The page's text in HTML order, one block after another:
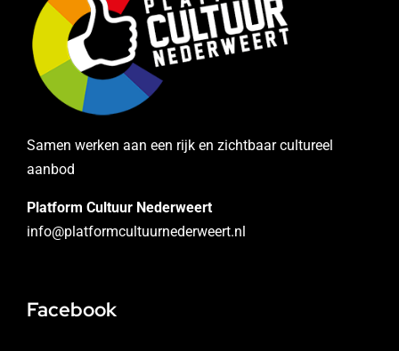
Samen werken aan een rijk en zichtbaar cultureel
aanbod
Platform Cultuur Nederweert
info@platformcultuurnederweert.nl
Facebook